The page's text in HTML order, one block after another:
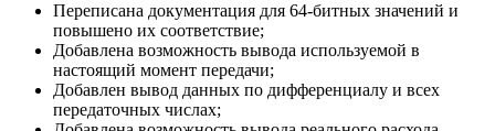
Переписана документация для 64-битных значений и
повышено их соответствие;
Добавлена возможность вывода используемой в
настоящий момент передачи;
Добавлен вывод данных по дифференциалу и всех
передаточных числах;